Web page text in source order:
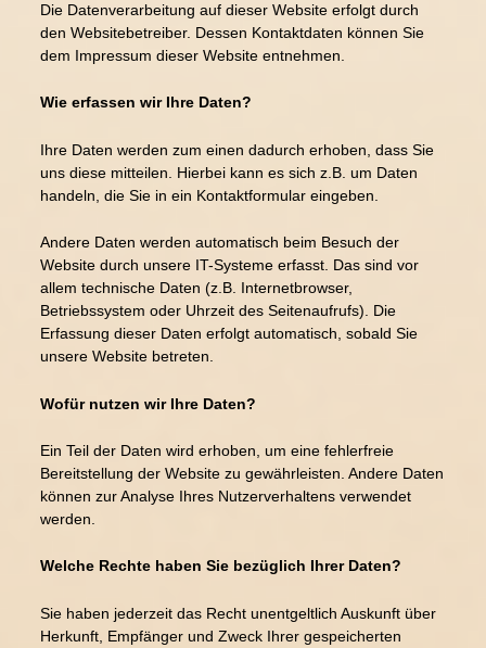
impressum
Datenschutzerklärung
Die Datenverarbeitung auf dieser Website erfolgt durch
den Websitebetreiber. Dessen Kontaktdaten können Sie
dem Impressum dieser Website entnehmen.
Wie erfassen wir Ihre Daten?
Ihre Daten werden zum einen dadurch erhoben, dass Sie
uns diese mitteilen. Hierbei kann es sich z.B. um Daten
handeln, die Sie in ein Kontaktformular eingeben.
Andere Daten werden automatisch beim Besuch der
Website durch unsere IT-Systeme erfasst. Das sind vor
allem technische Daten (z.B. Internetbrowser,
Betriebssystem oder Uhrzeit des Seitenaufrufs). Die
Erfassung dieser Daten erfolgt automatisch, sobald Sie
unsere Website betreten.
Wofür nutzen wir Ihre Daten?
Ein Teil der Daten wird erhoben, um eine fehlerfreie
Bereitstellung der Website zu gewährleisten. Andere Daten
können zur Analyse Ihres Nutzerverhaltens verwendet
werden.
Welche Rechte haben Sie bezüglich Ihrer Daten?
Sie haben jederzeit das Recht unentgeltlich Auskunft über
Herkunft, Empfänger und Zweck Ihrer gespeicherten